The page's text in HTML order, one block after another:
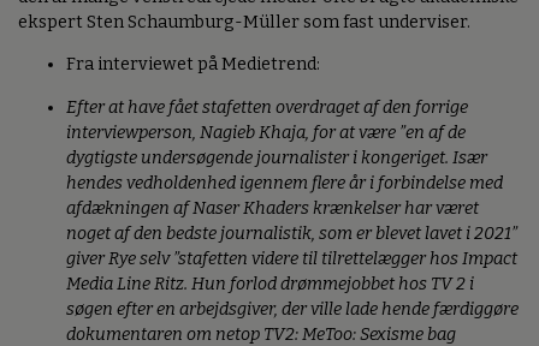
ekspert Sten Schaumburg-Müller som fast underviser.
Fra interviewet på Medietrend:
Efter at have fået stafetten overdraget af den forrige
interviewperson, Nagieb Khaja, for at være ”en af de
dygtigste undersøgende journalister i kongeriget. Især
hendes vedholdenhed igennem flere år i forbindelse med
afdækningen af Naser Khaders krænkelser har været
noget af den bedste journalistik, som er blevet lavet i 2021”
giver Rye selv ”stafetten videre til tilrettelægger hos Impact
Media Line Ritz. Hun forlod drømmejobbet hos TV 2 i
søgen efter en arbejdsgiver, der ville lade hende færdiggøre
dokumentaren om netop TV2: MeToo: Sexisme bag